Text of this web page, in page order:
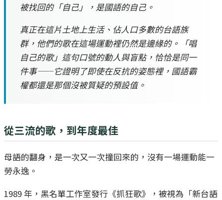
被找回的「自己」，是國語的自己。
真正在這片土地上生活、佔人口多數的台語族
群，他們的歌在這場運動裡仍然是邊緣的。「唱
自己的歌」這句口號的動人與盲點，恰恰是同一
件事——它證明了即使在反抗的姿態裡，國語霸
權都還是那個沒被質疑的預設值。
從三流的歌，到年度最佳
母語的翻身，是一次又一次撞回來的，沒有一場運動能一
勞永逸。
1989 年，黑名單工作室發行《抓狂歌》，被視為「新台語